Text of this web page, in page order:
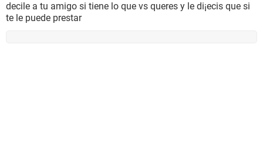
decile a tu amigo si tiene lo que vs queres y le di¡ecis que si
te le puede prestar